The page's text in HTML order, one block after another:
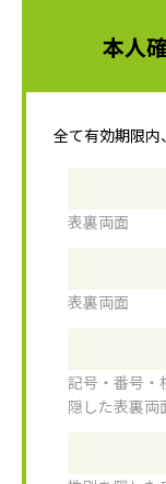
本人
全て有効期限内
表裏両面
表裏両面
記号・番号・
隠した表裏両